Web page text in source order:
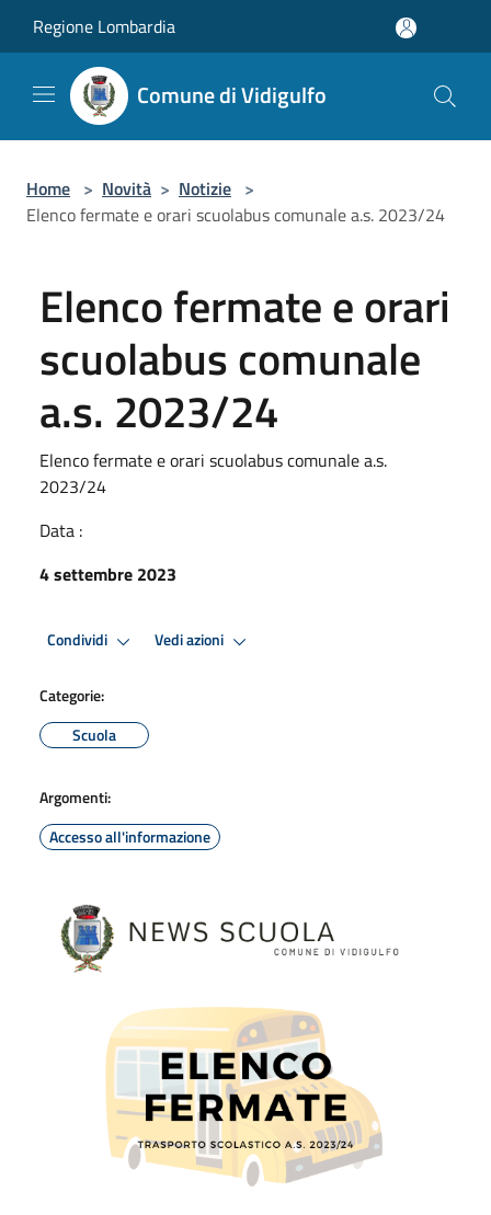
Regione Lombardia
Comune di Vidigulfo
Home > Novità > Notizie >
Elenco fermate e orari scuolabus comunale a.s. 2023/24
Elenco fermate e orari
scuolabus comunale
a.s. 2023/24
Elenco fermate e orari scuolabus comunale a.s.
2023/24
Data :
4 settembre 2023
Condividi Vedi azioni
Categorie:
Scuola
Argomenti:
Accesso all'informazione